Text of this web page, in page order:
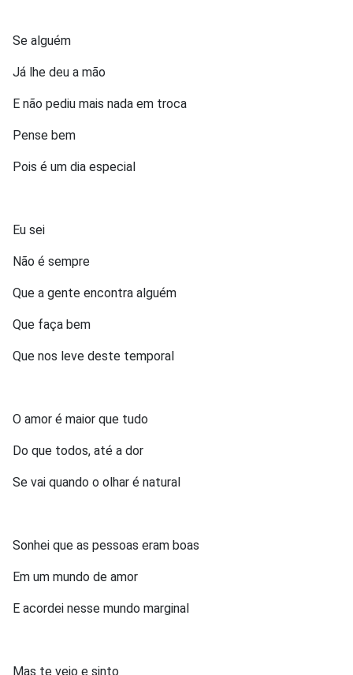
Se alguém
Já lhe deu a mão
E não pediu mais nada em troca
Pense bem
Pois é um dia especial
Eu sei
Não é sempre
Que a gente encontra alguém
Que faça bem
Que nos leve deste temporal
O amor é maior que tudo
Do que todos, até a dor
Se vai quando o olhar é natural
Sonhei que as pessoas eram boas
Em um mundo de amor
E acordei nesse mundo marginal
Mas te vejo e sinto